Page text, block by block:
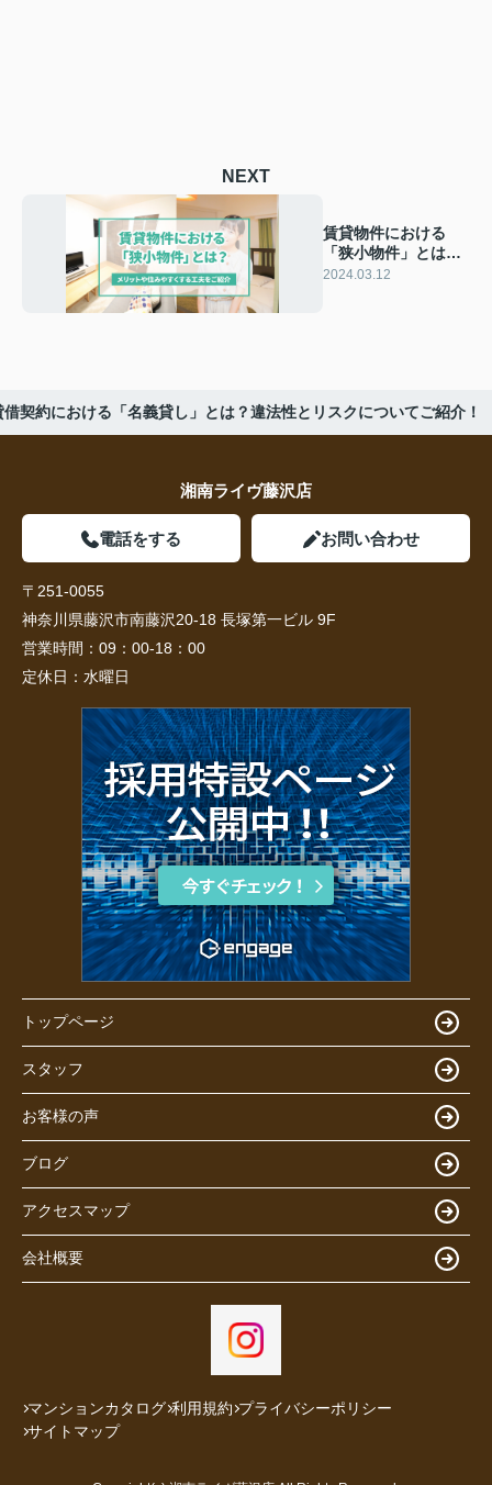
NEXT
賃貸物件における
「狭小物件」とは？
メリットや住みやす
2024.03.12
借契約における「名義貸し」とは？違法性とリスクについてご紹介！
湘南ライヴ藤沢店
電話をする お問い合わせ
〒251-0055
神奈川県藤沢市南藤沢20-18 長塚第一ビル 9F
営業時間： 09：00-18：00
定休日： 水曜日
トップページ
スタッフ
お客様の声
ブログ
アクセスマップ
会社概要
マンションカタログ 利用規約 プライバシーポリシー
サイトマップ